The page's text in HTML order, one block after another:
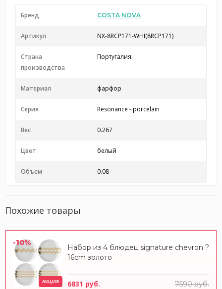
Бренд COSTA NOVA
Артикул NX-8RCP171-WHI(8RCP171)
Страна
производства
Португалия
Материал фарфор
Серия Resonance - porcelain
Вес 0.267
Цвет белый
Объем 0.08
Похожие товары
-10%
АКЦИЯ
Набор из 4 блюдец signature chevron ?
16cm золото
6831 руб. 7590 руб.